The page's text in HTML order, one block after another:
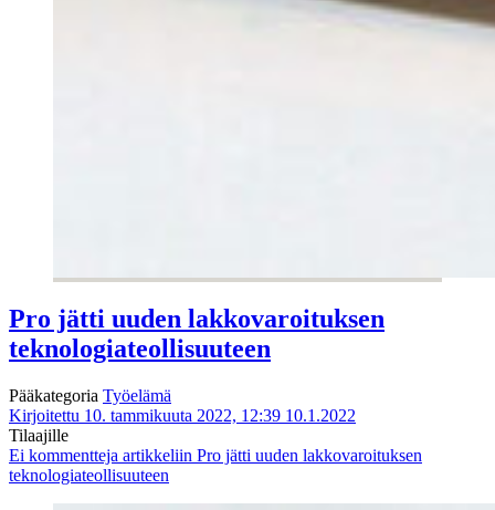
Pro jätti uuden lakkovaroituksen
teknologiateollisuuteen
Pääkategoria Työelämä
Kirjoitettu 10. tammikuuta 2022, 12:39 10.1.2022
Tilaajille
Ei kommentteja artikkeliin Pro jätti uuden lakkovaroituksen
teknologiateollisuuteen